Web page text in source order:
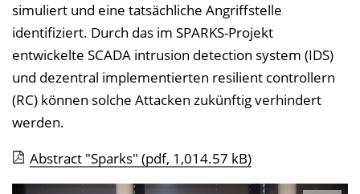
simuliert und eine tatsächliche Angriffstelle
identifiziert. Durch das im SPARKS-Projekt
entwickelte SCADA intrusion detection system (IDS)
und dezentral implementierten resilient controllern
(RC) können solche Attacken zukünftig verhindert
werden.
Abstract "Sparks" (pdf, 1,014.57 kB)